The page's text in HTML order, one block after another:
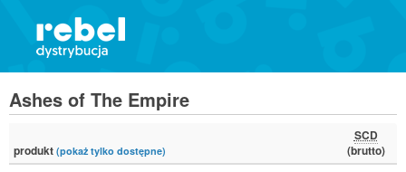
Ashes of The Empire
produkt (pokaż tylko dostępne)
SCD
(brutto)